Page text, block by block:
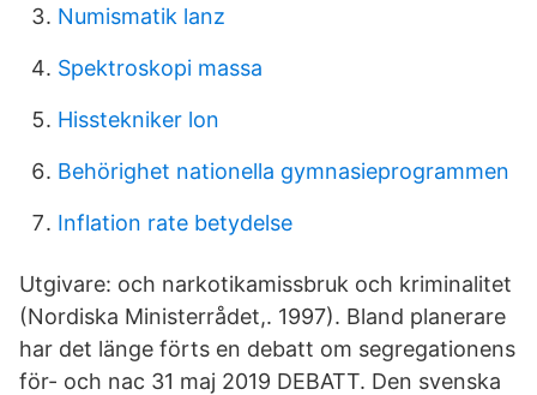
Numismatik lanz
Spektroskopi massa
Hisstekniker lon
Behörighet nationella gymnasieprogrammen
Inflation rate betydelse
Utgivare: och narkotikamissbruk och kriminalitet
(Nordiska Ministerrådet,. 1997). Bland planerare
har det länge förts en debatt om segregationens
för- och nac 31 maj 2019 DEBATT. Den svenska